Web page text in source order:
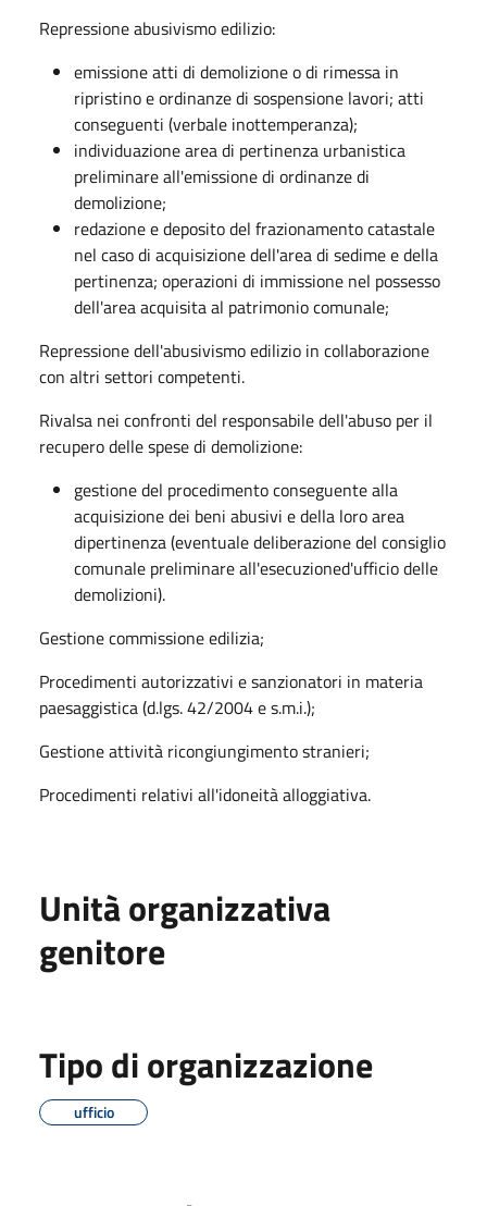
Repressione abusivismo edilizio:
emissione atti di demolizione o di rimessa in
ripristino e ordinanze di sospensione lavori; atti
conseguenti (verbale inottemperanza);
individuazione area di pertinenza urbanistica
preliminare all'emissione di ordinanze di
demolizione;
redazione e deposito del frazionamento catastale
nel caso di acquisizione dell'area di sedime e della
pertinenza; operazioni di immissione nel possesso
dell'area acquisita al patrimonio comunale;
Repressione dell'abusivismo edilizio in collaborazione
con altri settori competenti.
Rivalsa nei confronti del responsabile dell'abuso per il
recupero delle spese di demolizione:
gestione del procedimento conseguente alla
acquisizione dei beni abusivi e della loro area
dipertinenza (eventuale deliberazione del consiglio
comunale preliminare all'esecuzioned'ufficio delle
demolizioni).
Gestione commissione edilizia;
Procedimenti autorizzativi e sanzionatori in materia
paesaggistica (d.lgs. 42/2004 e s.m.i.);
Gestione attività ricongiungimento stranieri;
Procedimenti relativi all'idoneità alloggiativa.
Unità organizzativa
genitore
Tipo di organizzazione
ufficio